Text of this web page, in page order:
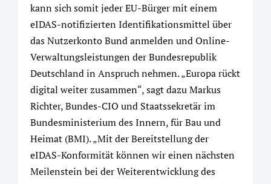
kann sich somit jeder EU-Bürger mit einem
eIDAS-notifizierten Identifikationsmittel über
das Nutzerkonto Bund anmelden und Online-
Verwaltungsleistungen der Bundesrepublik
Deutschland in Anspruch nehmen. „Europa rückt
digital weiter zusammen“, sagt dazu Markus
Richter, Bundes-CIO und Staatssekretär im
Bundesministerium des Innern, für Bau und
Heimat (BMI). „Mit der Bereitstellung der
eIDAS-Konformität können wir einen nächsten
Meilenstein bei der Weiterentwicklung des